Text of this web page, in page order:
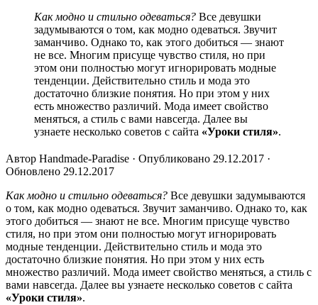
Как модно и стильно одеваться? Все девушки
задумываются о том, как модно одеваться. Звучит
заманчиво. Однако то, как этого добиться — знают
не все. Многим присуще чувство стиля, но при
этом они полностью могут игнорировать модные
тенденции. Действительно стиль и мода это
достаточно близкие понятия. Но при этом у них
есть множество различий. Мода имеет свойство
меняться, а стиль с вами навсегда. Далее вы
узнаете несколько советов с сайта «Уроки стиля».
Автор Handmade-Paradise · Опубликовано 29.12.2017 ·
Обновлено 29.12.2017
Как модно и стильно одеваться? Все девушки задумываются
о том, как модно одеваться. Звучит заманчиво. Однако то, как
этого добиться — знают не все. Многим присуще чувство
стиля, но при этом они полностью могут игнорировать
модные тенденции. Действительно стиль и мода это
достаточно близкие понятия. Но при этом у них есть
множество различий. Мода имеет свойство меняться, а стиль с
вами навсегда. Далее вы узнаете несколько советов с сайта
«Уроки стиля».